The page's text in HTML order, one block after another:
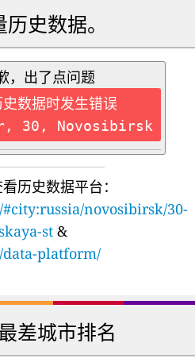
史数据。
，出了点问题
数据时发生错误
30, Novosibirsk
历史数据平台：
novosibirsk/30-
st &
platform/
差城市排名